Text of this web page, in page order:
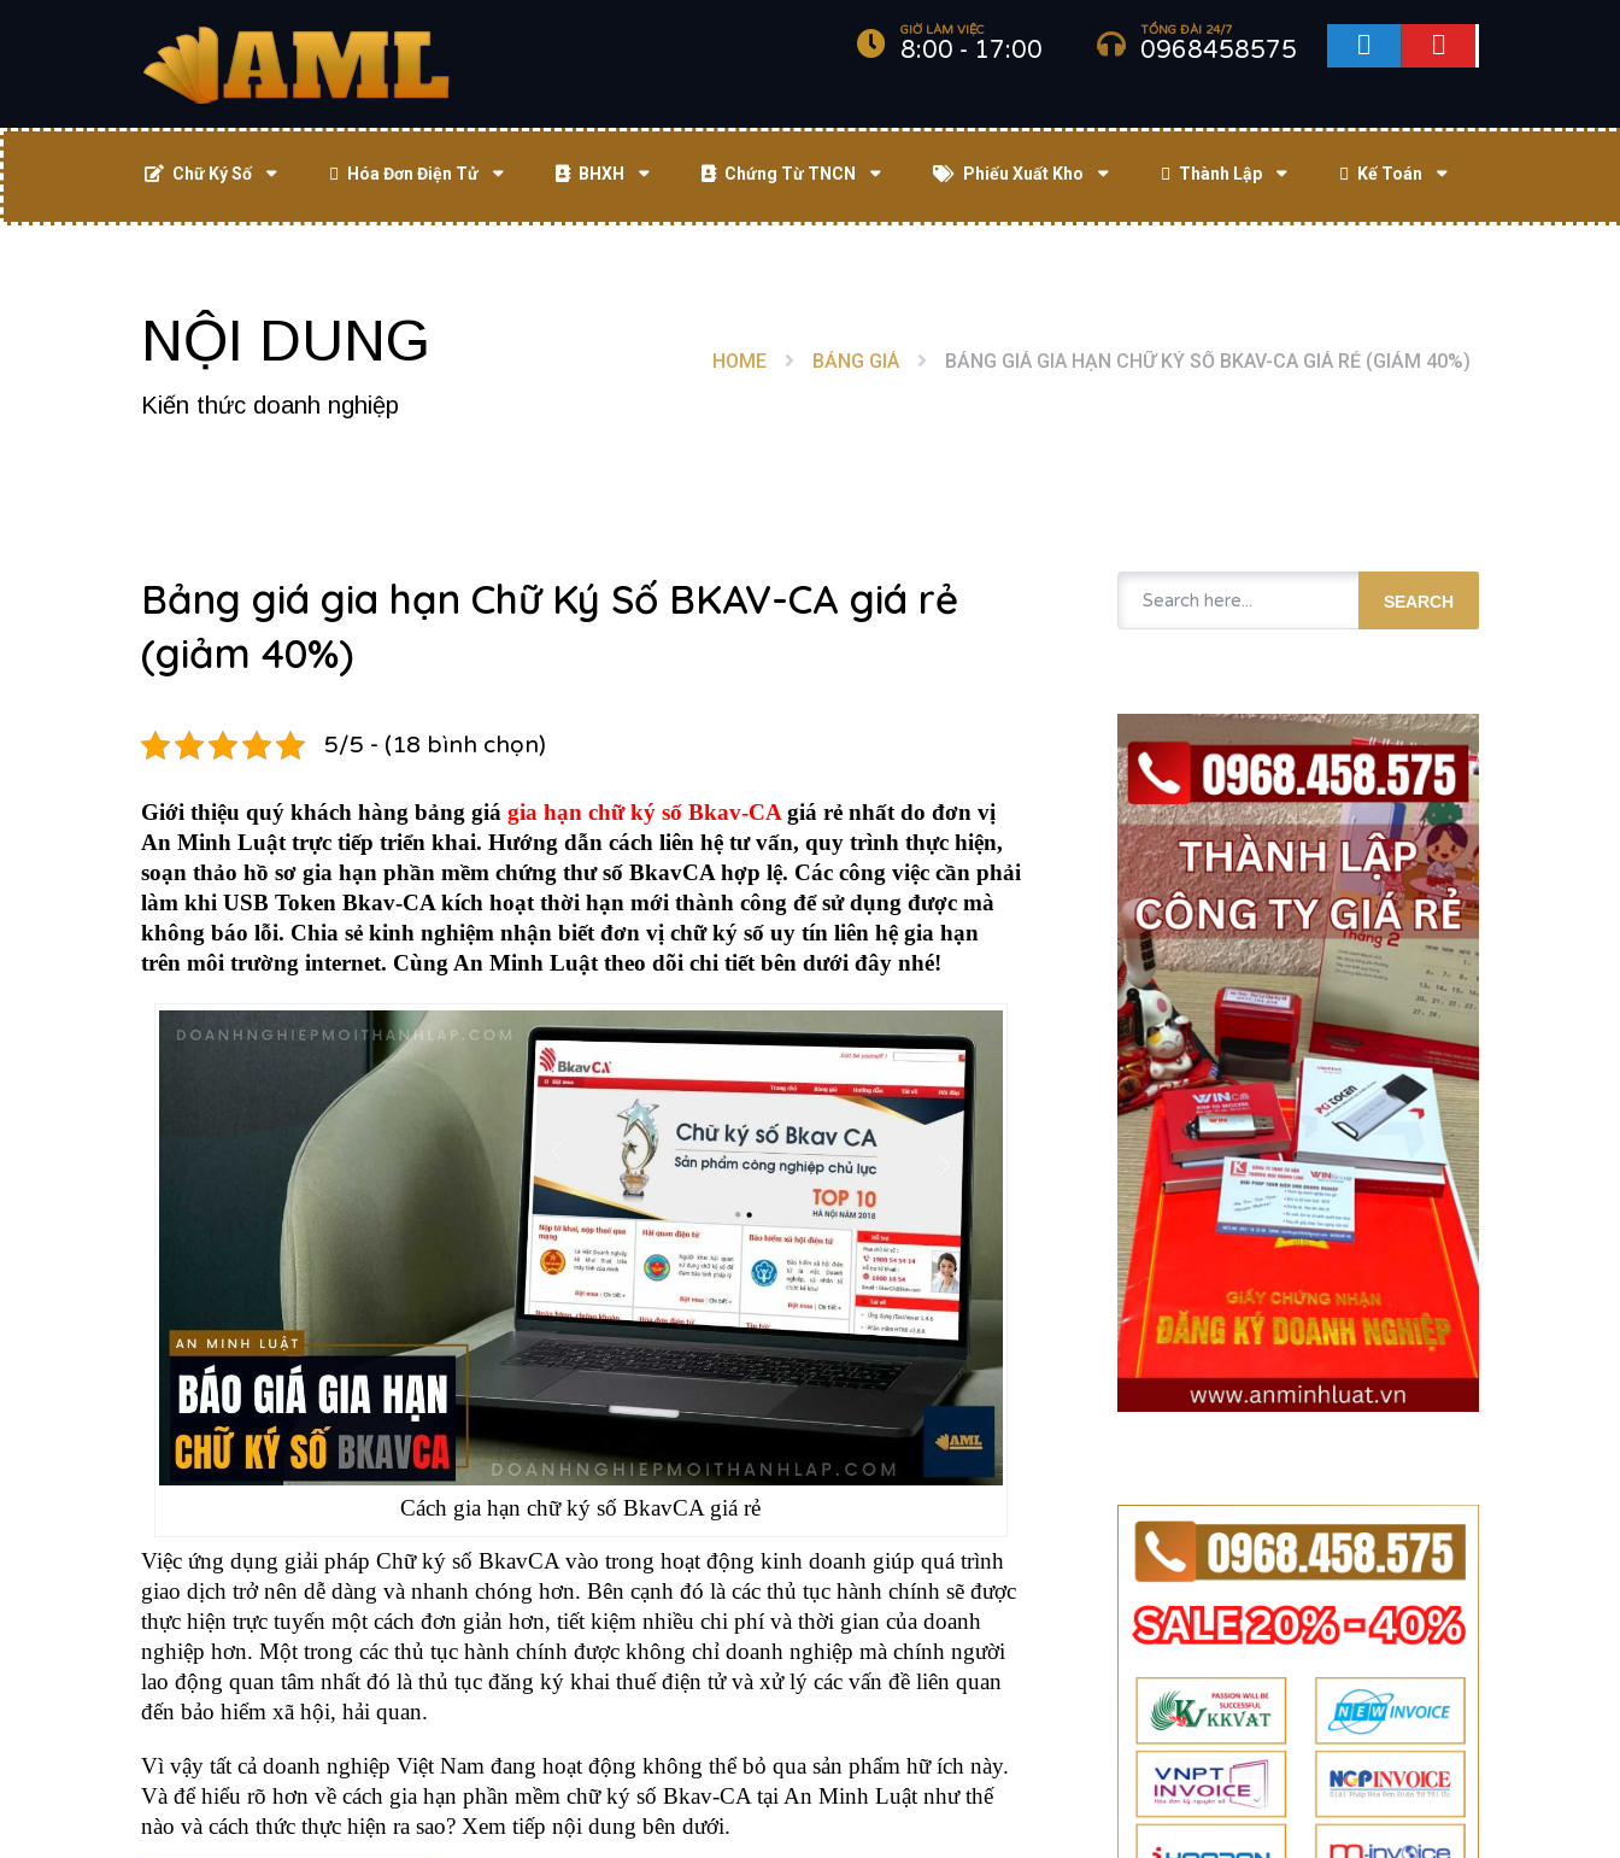
GIỜ LÀM VIỆC
8:00 - 17:00
TỔNG ĐÀI 24/7
0968458575
Chữ Ký Số Hóa Đơn Điện Tử BHXH Chứng Từ TNCN Phiếu Xuất Kho Thành Lập Kế Toán
NỘI DUNG
Kiến thức doanh nghiệp
HOME BẢNG GIÁ BẢNG GIÁ GIA HẠN CHỮ KÝ SỐ BKAV-CA GIÁ RẺ (GIẢM 40%)
Bảng giá gia hạn Chữ Ký Số BKAV-CA giá rẻ
(giảm 40%)
5/5 - (18 bình chọn)
Giới thiệu quý khách hàng bảng giá gia hạn chữ ký số Bkav-CA giá rẻ nhất do đơn vị
An Minh Luật trực tiếp triển khai. Hướng dẫn cách liên hệ tư vấn, quy trình thực hiện,
soạn thảo hồ sơ gia hạn phần mềm chứng thư số BkavCA hợp lệ. Các công việc cần phải
làm khi USB Token Bkav-CA kích hoạt thời hạn mới thành công để sử dụng được mà
không báo lỗi. Chia sẻ kinh nghiệm nhận biết đơn vị chữ ký số uy tín liên hệ gia hạn
trên môi trường internet. Cùng An Minh Luật theo dõi chi tiết bên dưới đây nhé!
Cách gia hạn chữ ký số BkavCA giá rẻ
Việc ứng dụng giải pháp Chữ ký số BkavCA vào trong hoạt động kinh doanh giúp quá trình
giao dịch trở nên dễ dàng và nhanh chóng hơn. Bên cạnh đó là các thủ tục hành chính sẽ được
thực hiện trực tuyến một cách đơn giản hơn, tiết kiệm nhiều chi phí và thời gian của doanh
nghiệp hơn. Một trong các thủ tục hành chính được không chỉ doanh nghiệp mà chính người
lao động quan tâm nhất đó là thủ tục đăng ký khai thuế điện tử và xử lý các vấn đề liên quan
đến bảo hiểm xã hội, hải quan.
Vì vậy tất cả doanh nghiệp Việt Nam đang hoạt động không thể bỏ qua sản phẩm hữ ích này.
Và để hiểu rõ hơn về cách gia hạn phần mềm chữ ký số Bkav-CA tại An Minh Luật như thế
nào và cách thức thực hiện ra sao? Xem tiếp nội dung bên dưới.
SEARCH